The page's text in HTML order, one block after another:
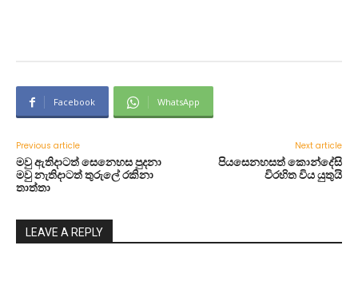
Facebook WhatsApp
Previous article
මවු ඇතිදාටත් සෙනෙහස පුදනා
මවු නැතිදාටත් තුරුලේ රකිනා
තාත්තා
Next article
පියසෙනහසත් කොන්දේසි
විරහිත විය යුතුයි
LEAVE A REPLY